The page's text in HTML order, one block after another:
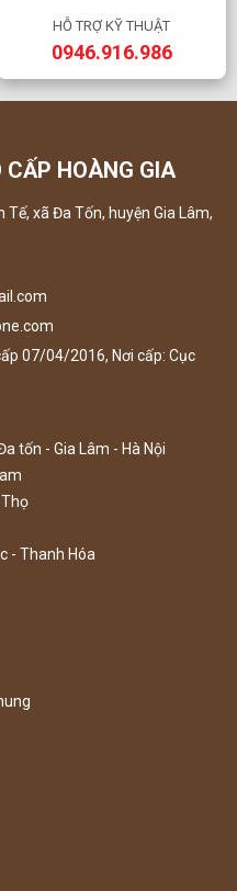
HỖ TRỢ KỸ THUẬT
0946.916.986
HOÀNG GIA
xã Đa Tốn, huyện Gia Lâm,
07/04/2016, Nơi cấp: Cục
tốn - Gia Lâm - Hà Nội
Thọ
- Thanh Hóa